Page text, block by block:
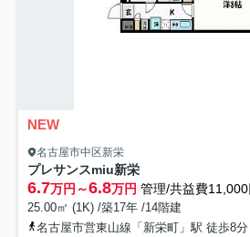
NEW
名古屋市中区新栄
プレサンスmiu新栄
6.7万円～6.8万円 管理/共益費11,000
25.00㎡ (1K) /築17年 /14階建
名古屋市営東山線「新栄町」駅 徒歩8分